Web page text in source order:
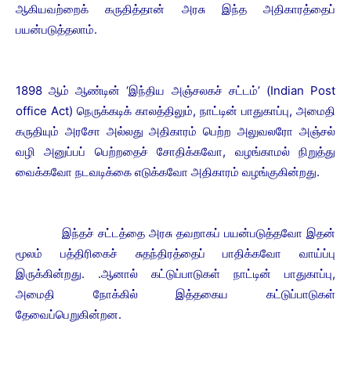
ஆகியவற்றைக் கருதித்தான் அரசு இந்த அதிகாரத்தைப்
பயன்படுத்தலாம்.
1898 ஆம் ஆண்டின் ‘இந்திய அஞ்சலகச் சட்டம்’ (Indian Post
office Act) நெருக்கடிக் காலத்திலும், நாட்டின் பாதுகாப்பு, அமைதி
கருதியும் அரசோ அல்லது அதிகாரம் பெற்ற அலுவலரோ அஞ்சல்
வழி அனுப்பப் பெற்றதைச் சோதிக்கவோ, வழங்காமல் நிறுத்து
வைக்கவோ நடவடிக்கை எடுக்கவோ அதிகாரம் வழங்குகின்றது.
இந்தச் சட்டத்தை அரசு தவறாகப் பயன்படுத்தவோ இதன்
மூலம் பத்திரிகைச் சுதந்திரத்தைப் பாதிக்கவோ வாய்ப்பு
இருக்கின்றது. .ஆனால் கட்டுப்பாடுகள் நாட்டின் பாதுகாப்பு,
அமைதி நோக்கில் இத்தகைய கட்டுப்பாடுகள்
தேவைப்பெறுகின்றன.